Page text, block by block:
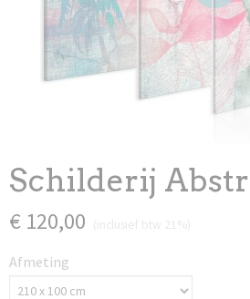
Schilderij
€ 120,00
Afmeting